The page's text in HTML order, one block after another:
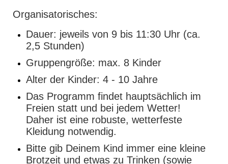
Organisatorisches:
Dauer: jeweils von 9 bis 11:30 Uhr (ca.
2,5 Stunden)
Gruppengröße: max. 8 Kinder
Alter der Kinder: 4 - 10 Jahre
Das Programm findet hauptsächlich im
Freien statt und bei jedem Wetter!
Daher ist eine robuste, wetterfeste
Kleidung notwendig.
Bitte gib Deinem Kind immer eine kleine
Brotzeit und etwas zu Trinken (sowie